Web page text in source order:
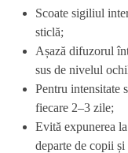
Scoate sigiliul
sticlă;
Așază difuzorul
sus de nivelul
Pentru intensitate
fiecare 2–3 zile;
Evită expunerea
departe de copii și